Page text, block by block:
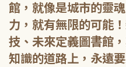
館，就像是城市的靈
力，就有無限的可能
技、未來定義圖書館
知識的道路上，永遠